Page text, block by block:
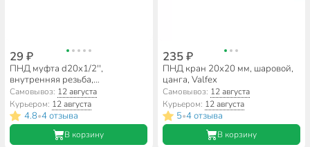
29 ₽
ПНД муфта d20х1/2'',
внутренняя резьба,
соединительная, Valfex
Самовывоз: 12 августа
Курьером: 12 августа
4.8•4 отзыва
В корзину
235 ₽
ПНД кран 20х20 мм, шаровой,
цанга, Valfex
Самовывоз: 12 августа
Курьером: 12 августа
5•4 отзыва
В корзину